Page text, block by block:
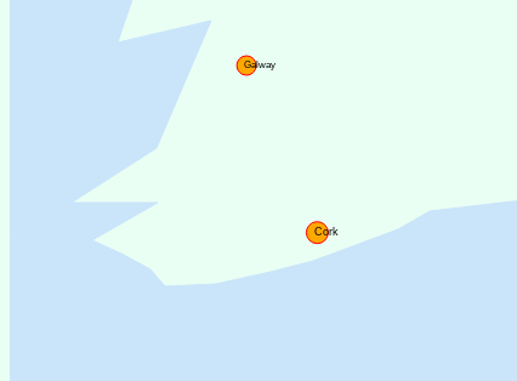
Cork
Galway